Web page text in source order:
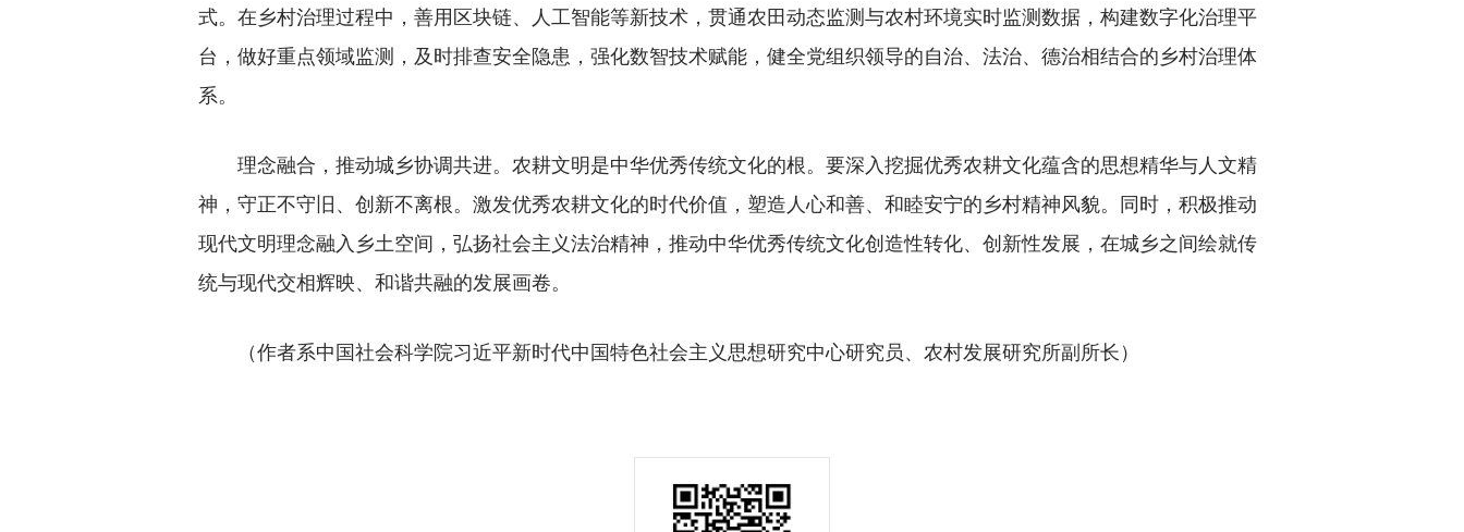
式。在乡村治理过程中，善用区块链、人工智能等新技术，贯通农田动态监测与农村环境实时监测数据，构建数字化治理平
台，做好重点领域监测，及时排查安全隐患，强化数智技术赋能，健全党组织领导的自治、法治、德治相结合的乡村治理体
系。
理念融合，推动城乡协调共进。农耕文明是中华优秀传统文化的根。要深入挖掘优秀农耕文化蕴含的思想精华与人文精
神，守正不守旧、创新不离根。激发优秀农耕文化的时代价值，塑造人心和善、和睦安宁的乡村精神风貌。同时，积极推动
现代文明理念融入乡土空间，弘扬社会主义法治精神，推动中华优秀传统文化创造性转化、创新性发展，在城乡之间绘就传
统与现代交相辉映、和谐共融的发展画卷。
（作者系中国社会科学院习近平新时代中国特色社会主义思想研究中心研究员、农村发展研究所副所长）